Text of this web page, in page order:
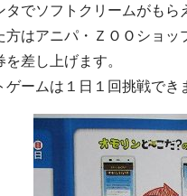
タでソフトクリームがもら
方はアニパ・ＺＯＯショ
差し上げます。
ームは１日１回挑戦でき